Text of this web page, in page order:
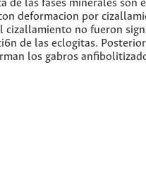
de las fases minerales
deformacion por
cizallamiento no fueron
de las eclogitas.
los gabros